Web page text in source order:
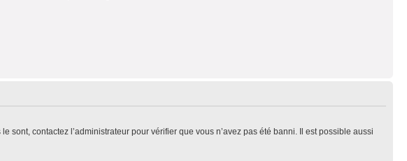
sont, contactez l’administrateur pour vérifier que vous n’avez pas été banni. Il est possible aussi